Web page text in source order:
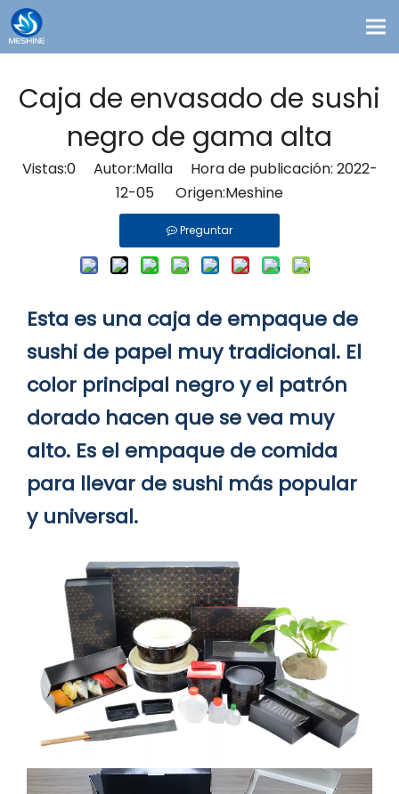
Costumbre
Soluciones
Contacto
Caja de envasado de sushi
negro de gama alta
Vistas:0Autor:Malla Hora de publicación: 2022-
12-05 Origen:Meshine
Preguntar
Esta es una caja de empaque de
sushi de papel muy tradicional. El
color principal negro y el patrón
dorado hacen que se vea muy
alto. Es el empaque de comida
para llevar de sushi más popular
y universal.